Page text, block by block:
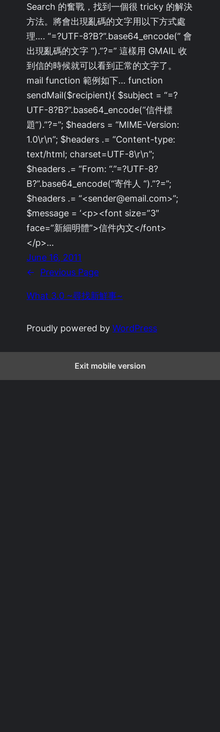
Search 的奮戰，找到一個很 tricky 的解決
方法。將會出現亂碼的文字用以下方式處
理…. “=?UTF-8?B?”.base64_encode(” 會
出現亂碼的文字 “).”?=” 這樣用 GMAIL 收
到信的時候就可以看到正常的文字了。
mail function 範例如下… function
sendMail($recipient){ $subject = “=?
UTF-8?B?”.base64_encode(“信件標
題”).”?=”; $headers = “MIME-Version:
1.0\r\n”; $headers .= “Content-type:
text/html; charset=UTF-8\r\n”;
$headers .= “From: “.”=?UTF-8?
B?”.base64_encode(“寄件人 “).”?=”;
$headers .= “<sender@email.com>”;
$message = ‘<p><font size=”3″
face=”新細明體”>信件內文</font>
</p>…
June 16, 2011
←
Previous Page
What 3.0 ~尋找新鮮事~
Proudly powered byWordPress
Exit mobile version